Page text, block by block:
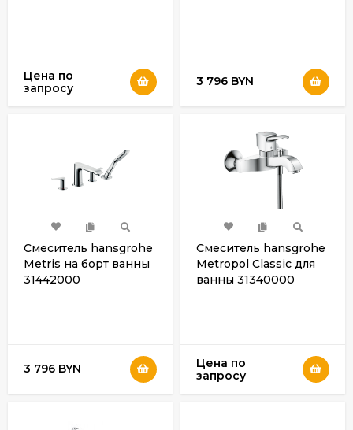
Цена по
запросу
3 796 BYN
Смеситель hansgrohe
Metris на борт ванны
31442000
3 796 BYN
Смеситель hansgrohe
Metropol Classic для
ванны 31340000
Цена по
запросу